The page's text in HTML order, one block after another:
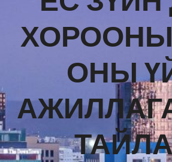
ХОРООНЫ
ОНЫ